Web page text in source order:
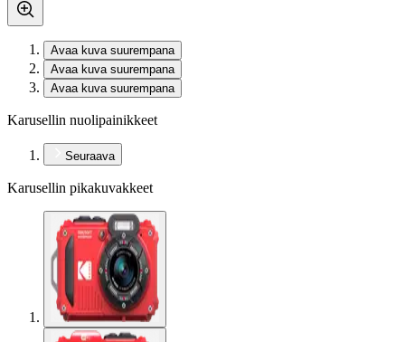
Avaa kuva suurempana
Avaa kuva suurempana
Avaa kuva suurempana
Karusellin nuolipainikkeet
Seuraava
Karusellin pikakuvakkeet